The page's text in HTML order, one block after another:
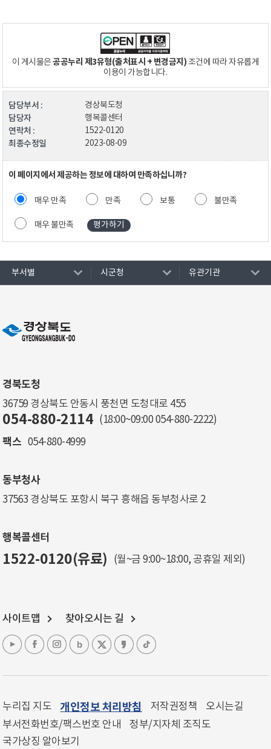
이 게시물은공공누리 제3유형(출처표시 + 변경금지)조건에 따라 자유롭게
이용이 가능합니다.
담당부서 : 경상북도청
담당자 행복콜센터
연락처 : 1522-0120
최종수정일 2023-08-09
이 페이지에서 제공하는 정보에 대하여 만족하십니까?
매우 만족 만족 보통 불만족
매우 불만족
부서별 시군청 유관기관
경북도청
36759 경상북도 안동시 풍천면 도청대로 455
054-880-2114 (18:00~09:00 054-880-2222)
팩스 054-880-4999
동부청사
37563 경상북도 포항시 북구 흥해읍 동부청사로 2
행복콜센터
1522-0120(유료) (월~금 9:00~18:00, 공휴일 제외)
사이트맵 찾아오시는 길
누리집 지도 개인정보 처리방침 저작권정책
오시는길
부서전화번호/팩스번호 안내
정부/지자체 조직도
국가상징 알아보기